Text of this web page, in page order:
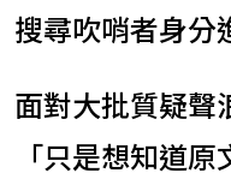
搜尋吹哨者身分
面對大批質疑聲
「只是想知道